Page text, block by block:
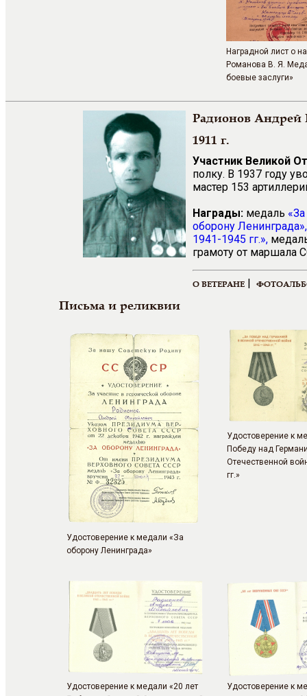
Наградной лист о
Романова В. Я.
боевые заслуги»
Радионов
1911 г.
Участник Великой
полку. В 1937 году
мастер 153
Награды: медаль
оборону
1941-1945 гг.»,
грамоту от маршала
О ВЕТЕРАНЕ |
Письма и реликвии
Удостоверение к медали «За
оборону Ленинграда»
Удостоверение к
Победу над
Отечественной
гг.»
Удостоверение к медали «20 лет
Удостоверение к